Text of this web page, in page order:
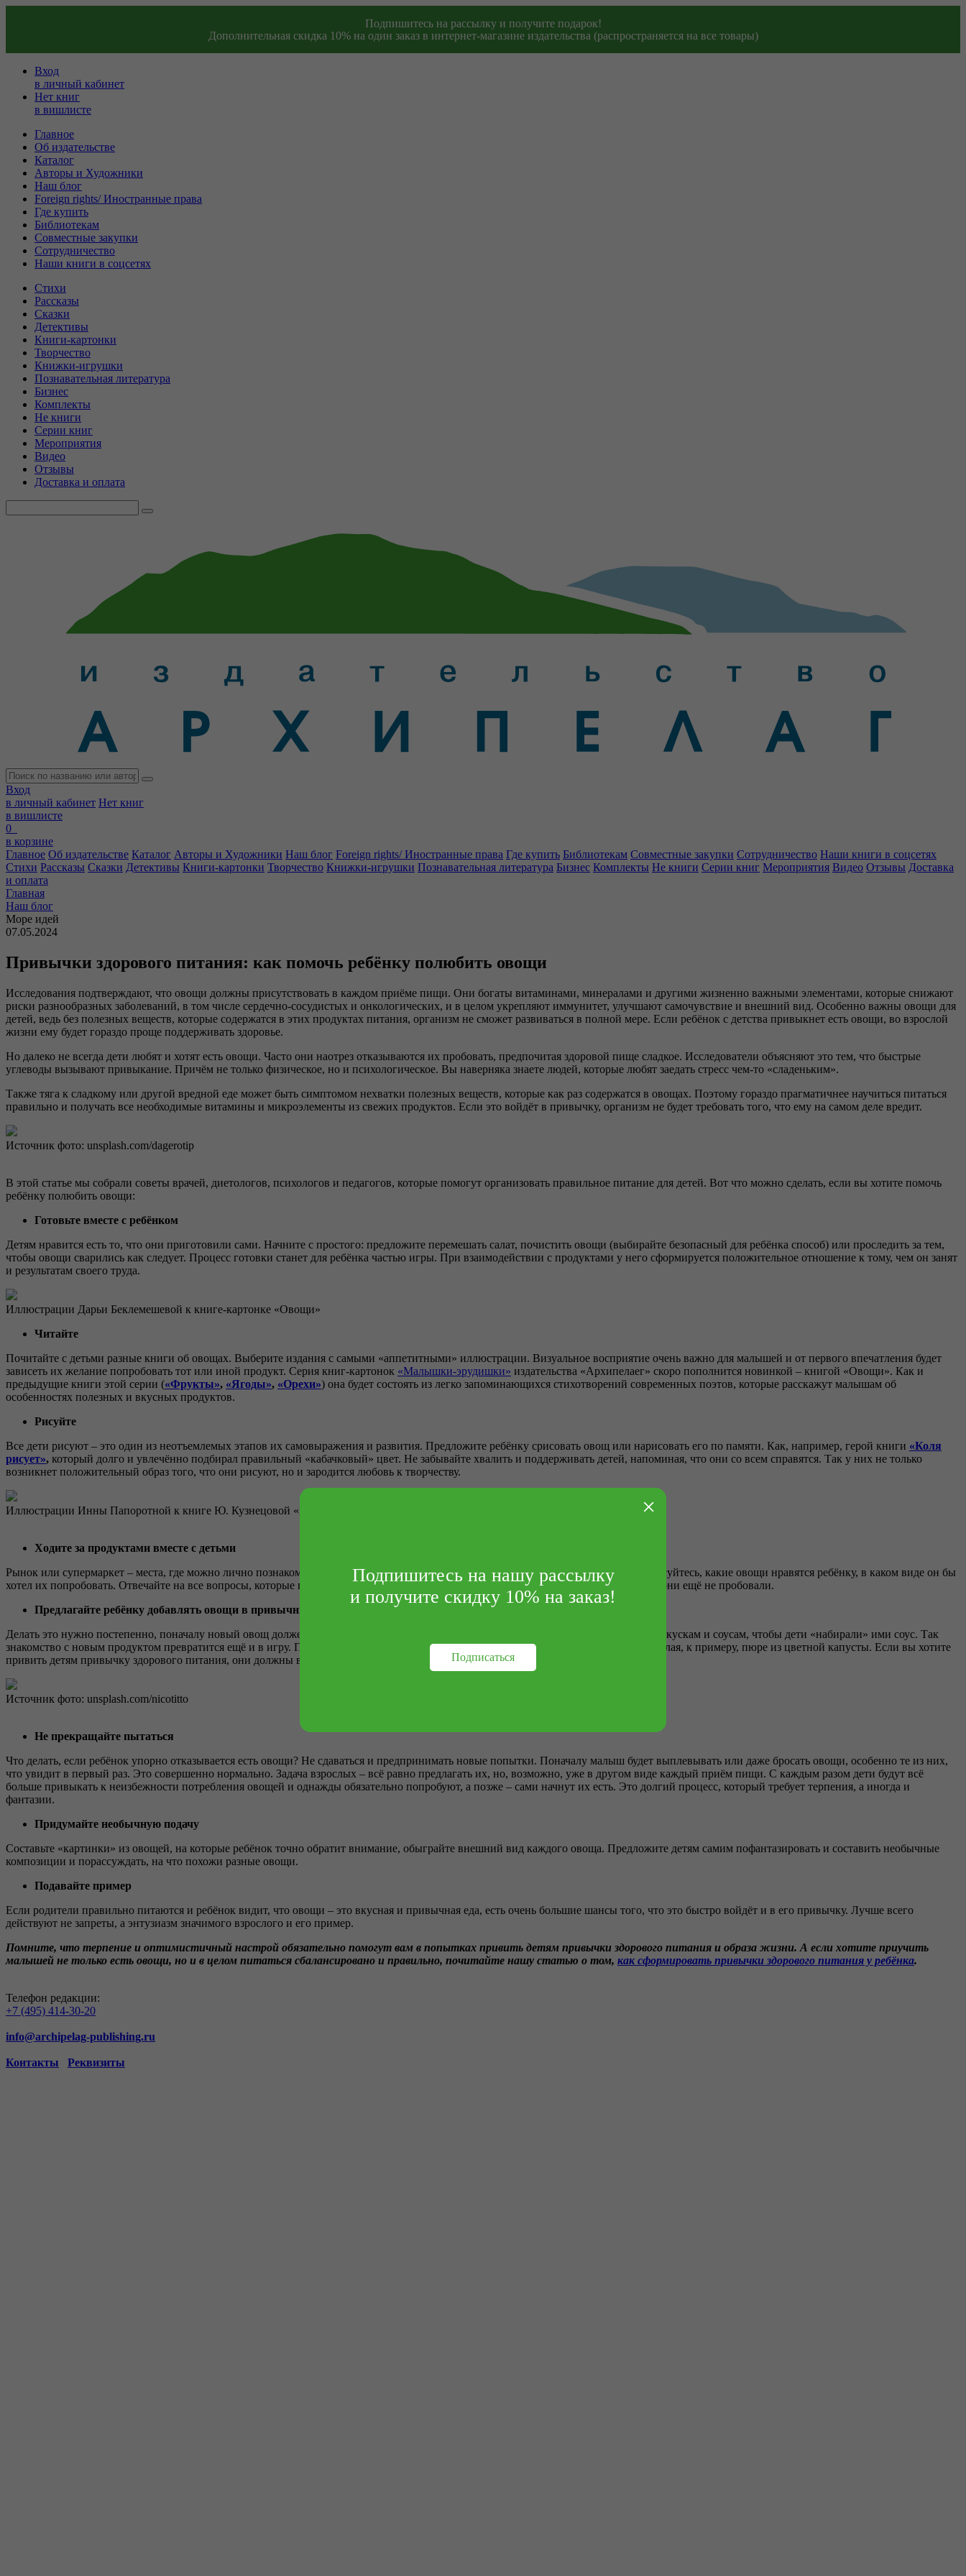
Подпишитесь на рассылку и получите подарок!
Дополнительная скидка 10% на один заказ в интернет-магазине издательства (распространяется на все товары)
Вход
в личный кабинет
Нет книг
в вишлисте
Главное
Об издательстве
Каталог
Авторы и Художники
Наш блог
Foreign rights/ Иностранные права
Где купить
Библиотекам
Совместные закупки
Сотрудничество
Наши книги в соцсетях
Стихи
Рассказы
Сказки
Детективы
Книги-картонки
Творчество
Книжки-игрушки
Познавательная литература
Бизнес
Комплекты
Не книги
Серии книг
Мероприятия
Видео
Отзывы
Доставка и оплата
Вход
в личный кабинет Нет книг
в вишлисте
0
в корзине
Главное Об издательстве Каталог Авторы и Художники Наш блог Foreign rights/ Иностранные права Где купить Библиотекам Совместные закупки Сотрудничество Наши книги в соцсетях
Стихи Рассказы Сказки Детективы Книги-картонки Творчество Книжки-игрушки Познавательная литература Бизнес Комплекты Не книги Серии книг Мероприятия Видео Отзывы Доставка
и оплата
Главная
Наш блог
Море идей
07.05.2024
Привычки здорового питания: как помочь ребёнку полюбить овощи
Исследования подтверждают, что овощи должны присутствовать в каждом приёме пищи. Они богаты витаминами, минералами и другими жизненно важными элементами, которые снижают
риски разнообразных заболеваний, в том числе сердечно-сосудистых и онкологических, и в целом укрепляют иммунитет, улучшают самочувствие и внешний вид. Особенно важны овощи для
детей, ведь без полезных веществ, которые содержатся в этих продуктах питания, организм не сможет развиваться в полной мере. Если ребёнок с детства привыкнет есть овощи, во взрослой
жизни ему будет гораздо проще поддерживать здоровье.
Но далеко не всегда дети любят и хотят есть овощи. Часто они наотрез отказываются их пробовать, предпочитая здоровой пище сладкое. Исследователи объясняют это тем, что быстрые
углеводы вызывают привыкание. Причём не только физическое, но и психологическое. Вы наверняка знаете людей, которые любят заедать стресс чем-то «сладеньким».
Также тяга к сладкому или другой вредной еде может быть симптомом нехватки полезных веществ, которые как раз содержатся в овощах. Поэтому гораздо прагматичнее научиться питаться
правильно и получать все необходимые витамины и микроэлементы из свежих продуктов. Если это войдёт в привычку, организм не будет требовать того, что ему на самом деле вредит.
Источник фото: unsplash.com/dagerotip
В этой статье мы собрали советы врачей, диетологов, психологов и педагогов, которые помогут организовать правильное питание для детей. Вот что можно сделать, если вы хотите помочь
ребёнку полюбить овощи:
Готовьте вместе с ребёнком
Детям нравится есть то, что они приготовили сами. Начните с простого: предложите перемешать салат, почистить овощи (выбирайте безопасный для ребёнка способ) или проследить за тем,
чтобы овощи сварились как следует. Процесс готовки станет для ребёнка частью игры. При взаимодействии с продуктами у него сформируется положительное отношение к тому, чем он занят
и результатам своего труда.
Иллюстрации Дарьи Беклемешевой к книге-картонке «Овощи»
Читайте
Почитайте с детьми разные книги об овощах. Выберите издания с самыми «аппетитными» иллюстрации. Визуальное восприятие очень важно для малышей и от первого впечатления будет
зависеть их желание попробовать тот или иной продукт. Серия книг-картонок «Малышки-эрудишки» издательства «Архипелаег» скоро пополнится новинкой – книгой «Овощи». Как и
предыдущие книги этой серии («Фрукты», «Ягоды», «Орехи») она будет состоять из легко запоминающихся стихотворений современных поэтов, которые расскажут малышам об
особенностях полезных и вкусных продуктов.
Рисуйте
Все дети рисуют – это один из неотъемлемых этапов их самовыражения и развития. Предложите ребёнку срисовать овощ или нарисовать его по памяти. Как, например, герой книги «Коля
рисует», который долго и увлечённо подбирал правильный «кабачковый» цвет. Не забывайте хвалить и поддерживать детей, напоминая, что они со всем справятся. Так у них не только
возникнет положительный образ того, что они рисуют, но и зародится любовь к творчеству.
Иллюстрации Инны Папоротной к книге Ю. Кузнецовой «Коля рисует»
Ходите за продуктами вместе с детьми
Рынок или супермаркет – места, где можно лично познакомиться с овощами. Вместе рассматривайте содержимое прилавков, интересуйтесь, какие овощи нравятся ребёнку, в каком виде он бы
хотел их попробовать. Отвечайте на все вопросы, которые возникнут, и предложите детям самим выбрать и купить овощи, которые они ещё не пробовали.
Предлагайте ребёнку добавлять овощи в привычные блюда
Делать это нужно постепенно, поначалу новый овощ должен занимать на тарелке совсем немного места. Можно подавать овощи к закускам и соусам, чтобы дети «набирали» ими соус. Так
знакомство с новым продуктом превратится ещё и в игру. При этом психологи советуют не скрывать овощи и не прятать их в еде, делая, к примеру, пюре из цветной капусты. Если вы хотите
привить детям привычку здорового питания, они должны видеть и осознавать, что едят.
Источник фото: unsplash.com/nicotitto
Не прекращайте пытаться
Что делать, если ребёнок упорно отказывается есть овощи? Не сдаваться и предпринимать новые попытки. Поначалу малыш будет выплевывать или даже бросать овощи, особенно те из них,
что увидит в первый раз. Это совершенно нормально. Задача взрослых – всё равно предлагать их, но, возможно, уже в другом виде каждый приём пищи. С каждым разом дети будут всё
больше привыкать к неизбежности потребления овощей и однажды обязательно попробуют, а позже – сами начнут их есть. Это долгий процесс, который требует терпения, а иногда и
фантазии.
Придумайте необычную подачу
Составьте «картинки» из овощей, на которые ребёнок точно обратит внимание, обыграйте внешний вид каждого овоща. Предложите детям самим пофантазировать и составить необычные
композиции и порассуждать, на что похожи разные овощи.
Подавайте пример
Если родители правильно питаются и ребёнок видит, что овощи – это вкусная и привычная еда, есть очень большие шансы того, что это быстро войдёт и в его привычку. Лучше всего
действуют не запреты, а энтузиазм значимого взрослого и его пример.
Помните, что терпение и оптимистичный настрой обязательно помогут вам в попытках привить детям привычки здорового питания и образа жизни. А если хотите приучить
малышей не только есть овощи, но и в целом питаться сбалансировано и правильно, почитайте нашу статью о том, как сформировать привычки здорового питания у ребёнка.
Телефон редакции:
+7 (495) 414-30-20
info@archipelag-publishing.ru
Контакты Реквизиты
×
Подпишитесь на нашу рассылку
и получите скидку 10% на заказ!
Подписаться